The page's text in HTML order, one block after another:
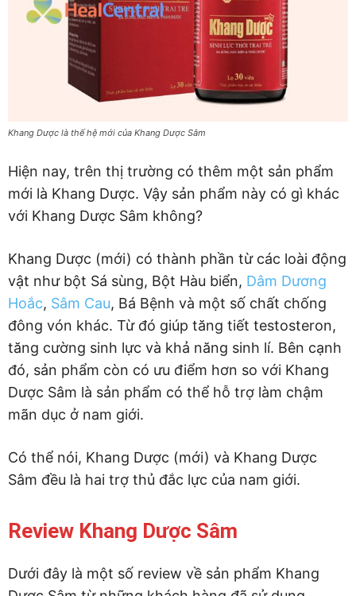
Khang Dược là thế hệ mới của Khang Dược Sâm
Hiện nay, trên thị trường có thêm một sản phẩm
mới là Khang Dược. Vậy sản phẩm này có gì khác
với Khang Dược Sâm không?
Khang Dược (mới) có thành phần từ các loài động
vật như bột Sá sùng, Bột Hàu biển, Dâm Dương
Hoắc, Sâm Cau, Bá Bệnh và một số chất chống
đông vón khác. Từ đó giúp tăng tiết testosteron,
tăng cường sinh lực và khả năng sinh lí. Bên cạnh
đó, sản phẩm còn có ưu điểm hơn so với Khang
Dược Sâm là sản phẩm có thể hỗ trợ làm chậm
mãn dục ở nam giới.
Có thể nói, Khang Dược (mới) và Khang Dược
Sâm đều là hai trợ thủ đắc lực của nam giới.
Review Khang Dược Sâm
Dưới đây là một số review về sản phẩm Khang